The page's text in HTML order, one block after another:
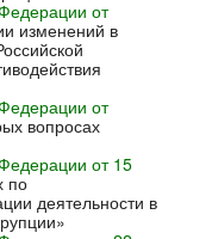
от
изменений в
от
вопросах
от 15
по
деятельности в